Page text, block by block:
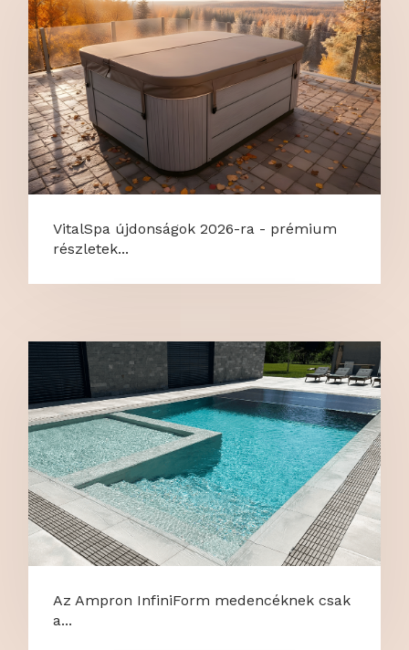
VitalSpa újdonságok 2026-ra - prémium
részletek...
Az Ampron InfiniForm medencéknek csak
a...